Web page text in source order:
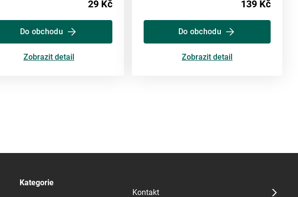
29 Kč
Do obchodu
Zobrazit detail
139 Kč
Do obchodu
Zobrazit detail
Kategorie
Kontakt